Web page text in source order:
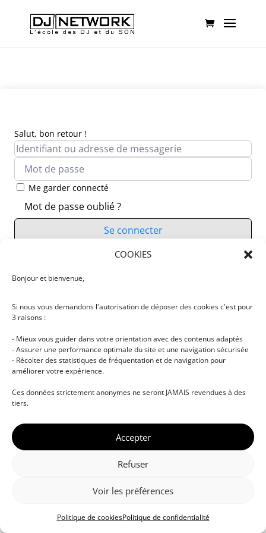
COOKIES
Bonjour et bienvenue,
Si nous vous demandons l'autorisation de déposer des cookies c'est pour
3 raisons :
- Mieux vous guider dans votre orientation avec des contenus adaptés
- Assurer une performance optimale du site et une navigation sécurisée
- Récolter des statistiques de fréquentation et de navigation pour
améliorer votre expérience.
Ces données strictement anonymes ne seront JAMAIS revendues à des
tiers.
Accepter
Refuser
Voir les préférences
Politique de cookiesPolitique de confidentialité
Salut, bon retour !
Me garder connecté
Mot de passe oublié ?
Se connecter
Vous n’avez pas de compte ?
musicale • Certifications professionnelles • Paris •